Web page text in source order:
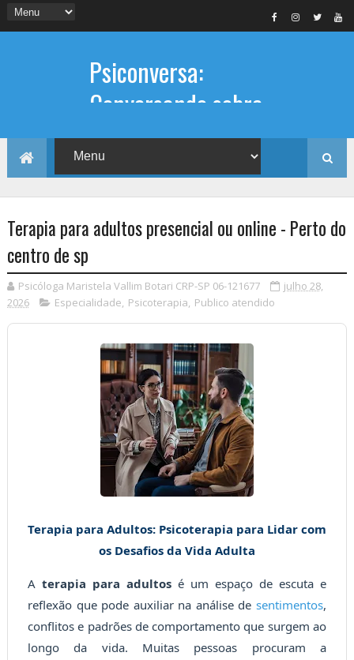
Psiconversa:
Conversando sobre
Psicologia
Informações sobre: Psicóloga,
Psicoterapia, terapia de casal, terapia
individual, Psicóloga online e presencial,
Terapia para adultos presencial ou online - Perto do
centro de sp
Psicóloga Maristela Vallim Botari CRP-SP 06-121677
julho 28,
2026
Especialidade, Psicoterapia, Publico atendido
Terapia para Adultos: Psicoterapia para Lidar com
os Desafios da Vida Adulta
A terapia para adultos é um espaço de escuta e
reflexão que pode auxiliar na análise desentimentos,
conflitos e padrões de comportamento que surgem ao
longo da vida. Muitas pessoas procuram a